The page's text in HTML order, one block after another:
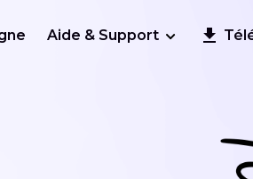
Aide & Support